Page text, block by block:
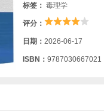
标签： 毒理学
评分：
日期： 2026-06-17
ISBN： 9787030667021